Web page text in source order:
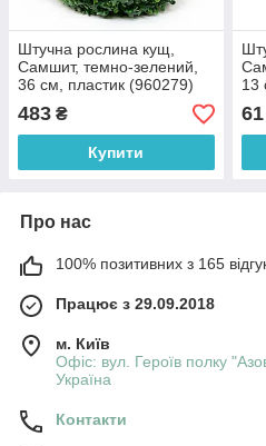
Штучна рослина кущ,
Самшит, темно-зелений,
36 см, пластик (960279)
483 ₴
Купити
13
61
Про нас
100% позитивних з 165
Працює з 29.09.2018
м. Київ
Офіс: вул. Героїв полку
Україна
Контакти